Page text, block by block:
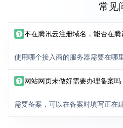
常见
不在腾讯云注册域名，能否在腾
使用哪个接入商的服务器需要在哪
网站网页未做好需要办理备案吗
需要备案，可以在备案时填写正在